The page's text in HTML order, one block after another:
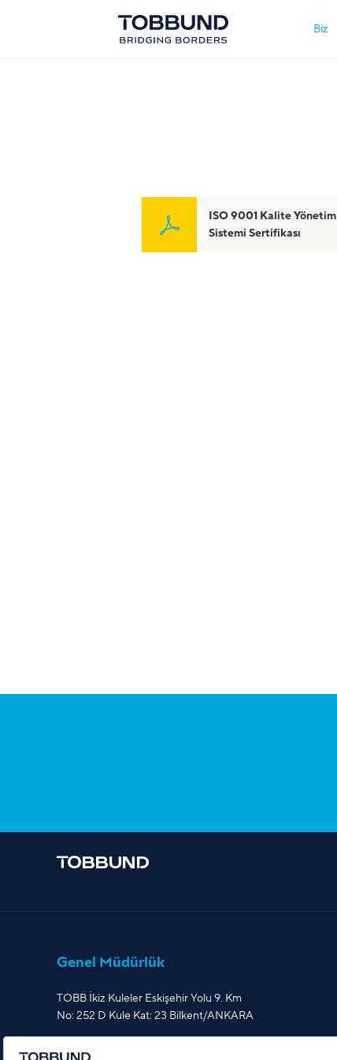
Biz
ISO 9001 Kalite Yönetim
Sistemi Sertifikası
Genel Müdürlük
TOBB İkiz Kuleler Eskişehir Yolu 9. Km
No: 252 D Kule Kat: 23 Bilkent/ANKARA